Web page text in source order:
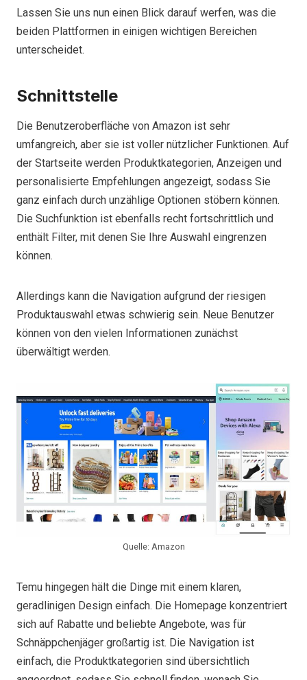
Lassen Sie uns nun einen Blick darauf werfen, was die
beiden Plattformen in einigen wichtigen Bereichen
unterscheidet.
Schnittstelle
Die Benutzeroberfläche von Amazon ist sehr
umfangreich, aber sie ist voller nützlicher Funktionen. Auf
der Startseite werden Produktkategorien, Anzeigen und
personalisierte Empfehlungen angezeigt, sodass Sie
ganz einfach durch unzählige Optionen stöbern können.
Die Suchfunktion ist ebenfalls recht fortschrittlich und
enthält Filter, mit denen Sie Ihre Auswahl eingrenzen
können.
Allerdings kann die Navigation aufgrund der riesigen
Produktauswahl etwas schwierig sein. Neue Benutzer
können von den vielen Informationen zunächst
überwältigt werden.
Quelle: Amazon
Temu hingegen hält die Dinge mit einem klaren,
geradlinigen Design einfach. Die Homepage konzentriert
sich auf Rabatte und beliebte Angebote, was für
Schnäppchenjäger großartig ist. Die Navigation ist
einfach, die Produktkategorien sind übersichtlich